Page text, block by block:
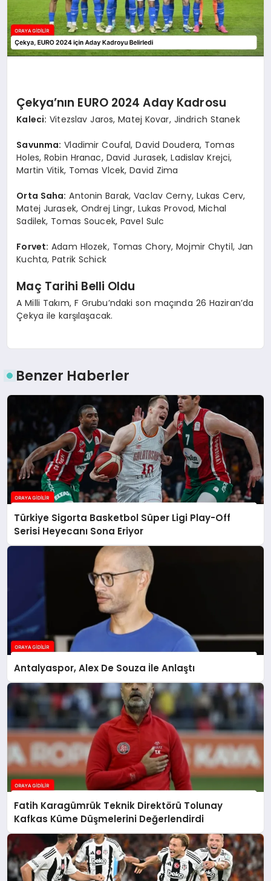
Çekya’nın EURO 2024 Aday Kadrosu
Kaleci: Vitezslav Jaros, Matej Kovar, Jindrich Stanek
Savunma: Vladimir Coufal, David Doudera, Tomas
Holes, Robin Hranac, David Jurasek, Ladislav Krejci,
Martin Vitik, Tomas Vlcek, David Zima
Orta Saha: Antonin Barak, Vaclav Cerny, Lukas Cerv,
Matej Jurasek, Ondrej Lingr, Lukas Provod, Michal
Sadilek, Tomas Soucek, Pavel Sulc
Forvet: Adam Hlozek, Tomas Chory, Mojmir Chytil, Jan
Kuchta, Patrik Schick
Maç Tarihi Belli Oldu
A Milli Takım, F Grubu’ndaki son maçında 26 Haziran’da
Çekya ile karşılaşacak.
Benzer Haberler
Türkiye Sigorta Basketbol Süper Ligi Play-Off
Serisi Heyecanı Sona Eriyor
Antalyaspor, Alex De Souza İle Anlaştı
Fatih Karagümrük Teknik Direktörü Tolunay
Kafkas Küme Düşmelerini Değerlendirdi